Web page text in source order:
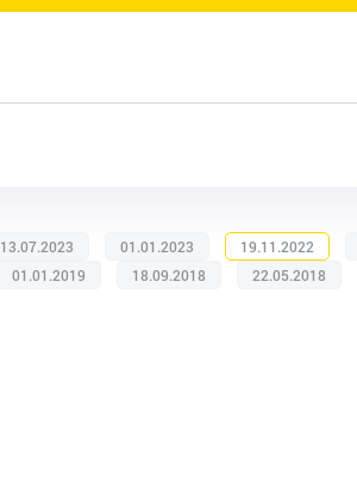
13.07.2023 01.01.2023 19.11.2022
01.01.2019 18.09.2018 22.05.2018